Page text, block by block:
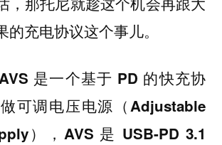
的充电协议这个事儿。
是一个基于 PD 的快充协
可调电压电源（Adjustable
），AVS 是 USB-PD 3.1